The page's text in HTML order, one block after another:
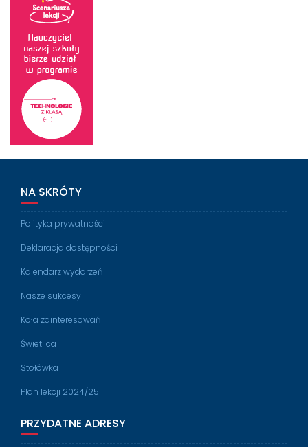
NA SKRÓTY
Polityka prywatności
Deklaracja dostępności
Kalendarz wydarzeń
Nasze sukcesy
Koła zainteresowań
Świetlica
Stołówka
Plan lekcji 2024/25
PRZYDATNE ADRESY